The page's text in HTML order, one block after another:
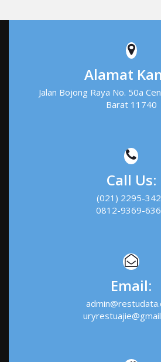
Alamat
Jalan Bojong Raya No. 50a
Barat 11740
Call Us:
(021) 2295-
0812-9369-
Email: